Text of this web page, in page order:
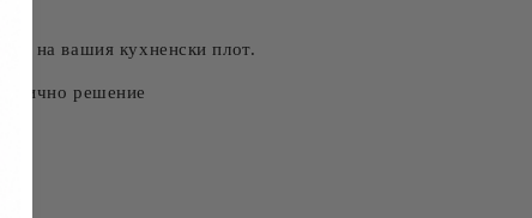
на вашия кухненски плот.
решение